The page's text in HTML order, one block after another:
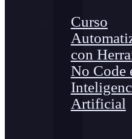
Curso
con
No Code
Artificial